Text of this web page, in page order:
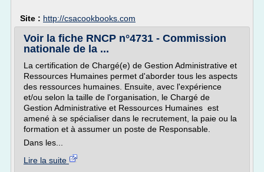
Site : http://csacookbooks.com
Voir la fiche RNCP n°4731 - Commission
nationale de la ...
La certification de Chargé(e) de Gestion Administrative et
Ressources Humaines permet d'aborder tous les aspects
des ressources humaines. Ensuite, avec l'expérience
et/ou selon la taille de l'organisation, le Chargé de
Gestion Administrative et Ressources Humaines est
amené à se spécialiser dans le recrutement, la paie ou la
formation et à assumer un poste de Responsable.
Dans les...
Lire la suite